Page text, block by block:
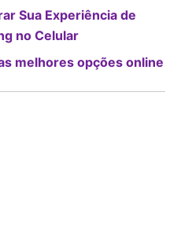
Sua Experiência de
no Celular
melhores opções online